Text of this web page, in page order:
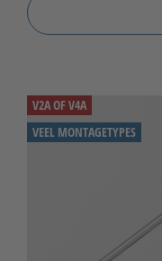
V2A OF V4A
VEEL MONTAGETYPES